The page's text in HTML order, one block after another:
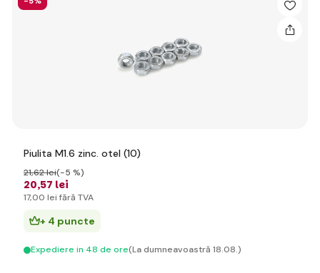
Piulita M1.6 zinc. otel (10)
20,57 lei
21,62 lei(-5 %)
17,00 lei fără TVA
+ 4 puncte
Expediere in 48 de ore(La dumneavoastră 18.08.)